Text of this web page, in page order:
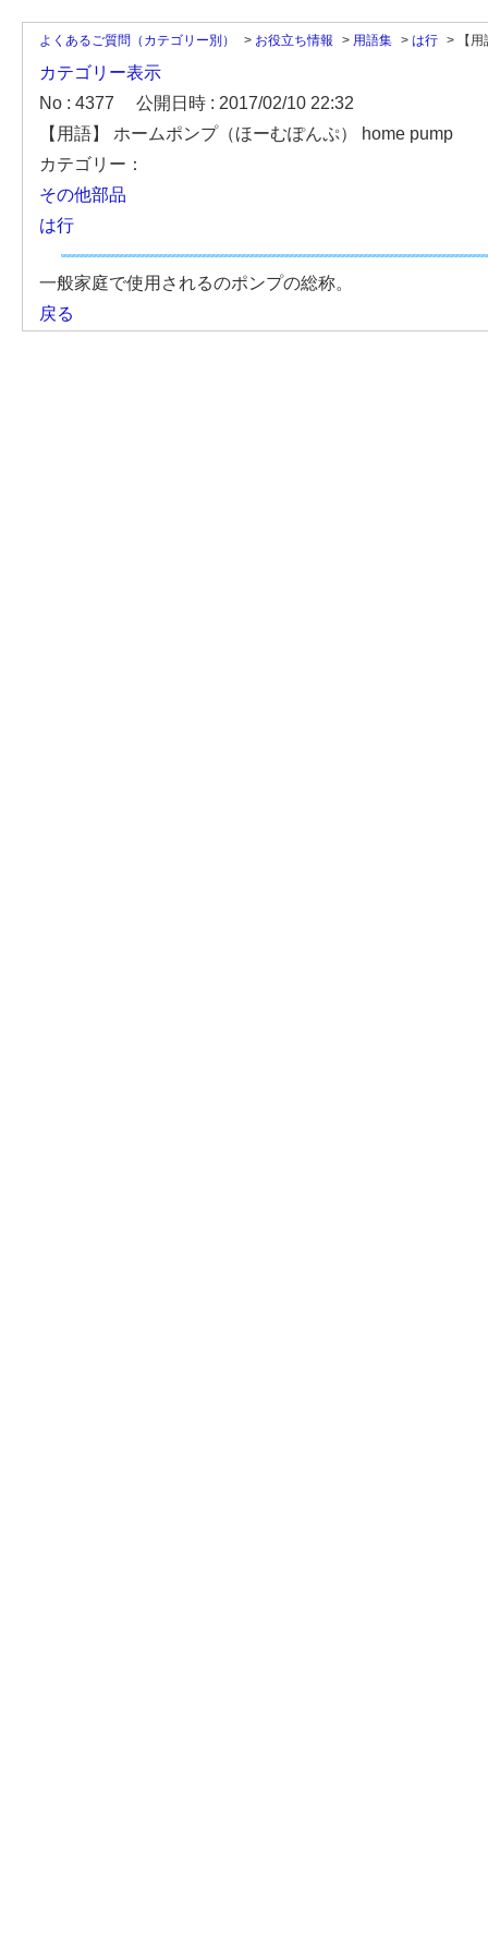
よくあるご質問（カテゴリー別） > お役立ち情報 > 用語集 > は行 > 【
カテゴリー表示
No : 4377
公開日時 : 2017/02/10 22:32
【用語】 ホームポンプ（ほーむぽんぷ） home pump
カテゴリー：
その他部品
は行
一般家庭で使用されるのポンプの総称。
戻る